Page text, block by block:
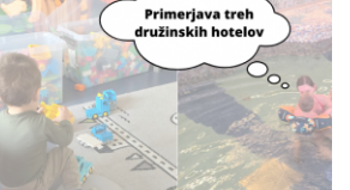
Madžarskem
–
Hotel
Helikon,
Kolping
Hotel
in